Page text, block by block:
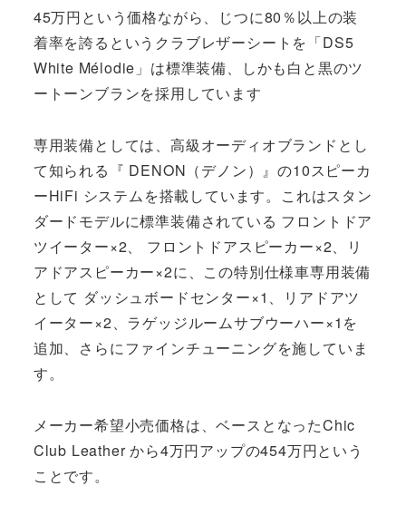
45万円という価格ながら、じつに80％以上の装
着率を誇るというクラブレザーシートを「DS5
White Mélodie」は標準装備、しかも白と黒のツ
ートーンブランを採用しています
専用装備としては、高級オーディオブランドとし
て知られる『 DENON（デノン）』の10スピーカ
ーHiFi システムを搭載しています。これはスタン
ダードモデルに標準装備されている フロントドア
ツイーター×2、 フロントドアスピーカー×2、リ
アドアスピーカー×2に、この特別仕様車専用装備
として ダッシュボードセンター×1、リアドアツ
イーター×2、ラゲッジルームサブウーハー×1を
追加、さらにファインチューニングを施していま
す。
メーカー希望小売価格は、ベースとなったChic
Club Leather から4万円アップの454万円という
ことです。